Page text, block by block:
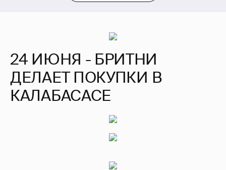
24 ИЮНЯ - БРИТНИ
ДЕЛАЕТ ПОКУПКИ В
КАЛАБАСАСЕ